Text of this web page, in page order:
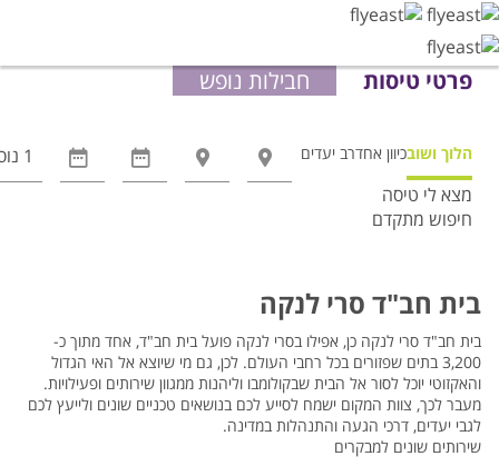
פרטי טיסות חבילות נופש
הלוך ושובכיוון אחדרב יעדים
מצא לי טיסה
חיפוש מתקדם
הנוספות
מוצגות
לפני
הכפתור
בית חב"ד סרי לנקה
בית חב"ד סרי לנקה כן, אפילו בסרי לנקה פועל בית חב"ד, אחד מתוך כ-
3,200 בתים שפזורים בכל רחבי העולם. לכן, גם מי שיוצא אל האי הגדול
והאקזוטי יוכל לסור אל הבית שבקולומבו וליהנות ממגוון שירותים ופעילויות.
מעבר לכך, צוות המקום ישמח לסייע לכם בנושאים טכניים שונים ולייעץ לכם
לגבי יעדים, דרכי הגעה והתנהלות במדינה.
שירותים שונים למבקרים